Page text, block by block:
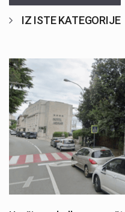
IZ ISTE KATEGORIJE